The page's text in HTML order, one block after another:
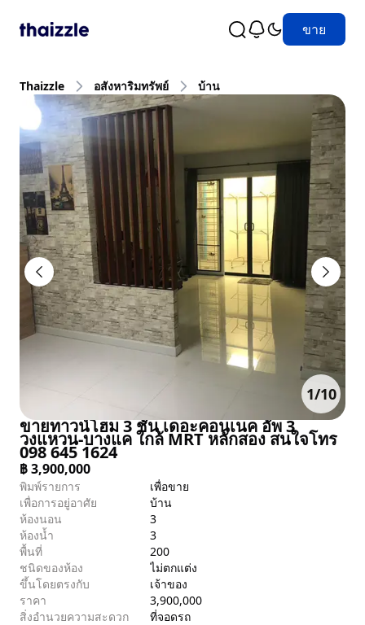
ขาย
Thaizzle อสังหาริมทรัพย์ บ้าน
1/10
ขายทาวน์โฮม 3 ชั้น เดอะคอนเนค อัพ 3
วงแหวน-บางแค ใกล้ MRT หลักสอง สนใจโทร
098 645 1624
฿3,900,000
พิมพ์รายการ
เพื่อขาย
เพื่อการอยู่อาศัย
บ้าน
ห้องนอน
3
ห้องน้ำ
3
พื้นที่
200
ชนิดของห้อง
ไม่ตกแต่ง
ขึ้นโดยตรงกับ
เจ้าของ
ราคา
3,900,000
สิ่งอำนวยความสะดวก
ที่จอดรถ